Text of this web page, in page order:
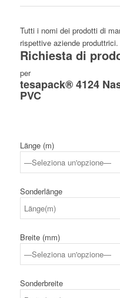
Tutti i nomi dei prodotti di
rispettive aziende produttrici.
Richiesta di
per
tesapack® 4124
PVC
Länge (m)
Sonderlänge
Breite (mm)
Sonderbreite